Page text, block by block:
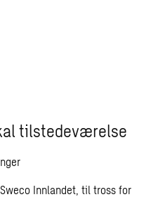
tilstedeværelse
Innlandet, til tross for